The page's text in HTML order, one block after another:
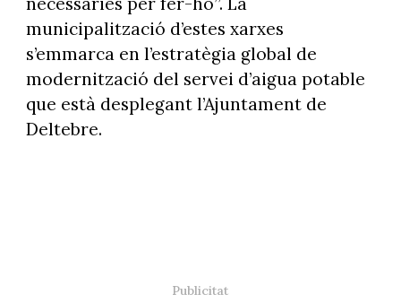
municipalització d’estes xarxes
s’emmarca en l’estratègia global de
modernització del servei d’aigua potable
que està desplegant l’Ajuntament de
Deltebre.